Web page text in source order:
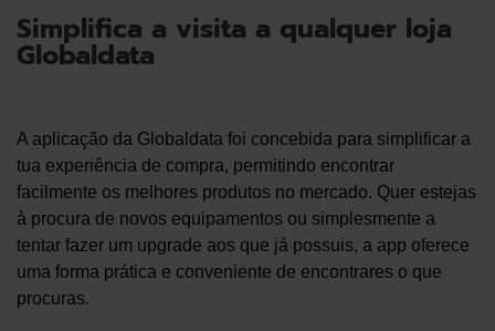
Simplifica a visita a qualquer loja
Globaldata
A aplicação da Globaldata foi concebida para simplificar a
tua experiência de compra, permitindo encontrar
facilmente os melhores produtos no mercado. Quer estejas
à procura de novos equipamentos ou simplesmente a
tentar fazer um upgrade aos que já possuis, a app oferece
uma forma prática e conveniente de encontrares o que
procuras.